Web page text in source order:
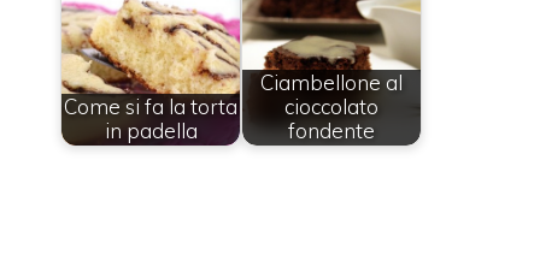
Come si fa la torta
in padella
Ciambellone al
cioccolato
fondente